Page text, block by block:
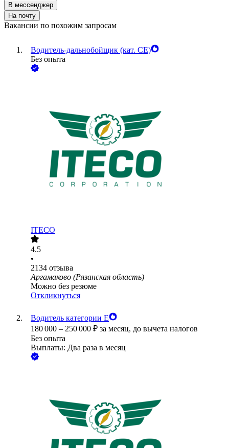
В мессенджер
На почту
Вакансии по похожим запросам
Водитель-дальнобойщик (кат. CE)
Без опыта
ITECO
4.5
•
2134 отзыва
Аргамаково (Рязанская область)
Можно без резюме
Откликнуться
Водитель категории Е
180 000 – 250 000 ₽ за месяц, до вычета налогов
Без опыта
Выплаты: Два раза в месяц